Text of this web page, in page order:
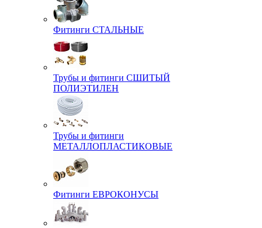
Фитинги СТАЛЬНЫЕ
Трубы и фитинги СШИТЫЙ
ПОЛИЭТИЛЕН
Трубы и фитинги
МЕТАЛЛОПЛАСТИКОВЫЕ
Фитинги ЕВРОКОНУСЫ